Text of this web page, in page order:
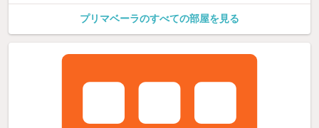
プリマベーラのすべての部屋を見る